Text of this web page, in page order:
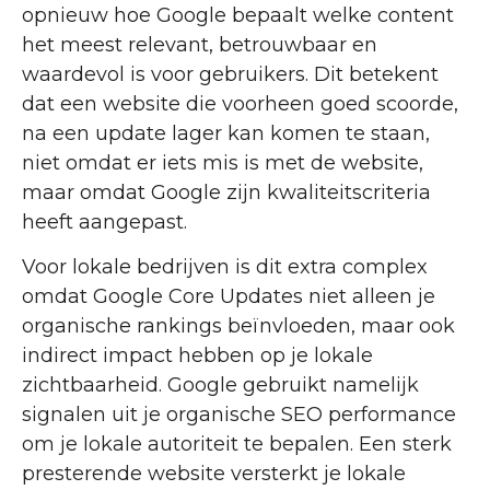
opnieuw hoe Google bepaalt welke content
het meest relevant, betrouwbaar en
waardevol is voor gebruikers. Dit betekent
dat een website die voorheen goed scoorde,
na een update lager kan komen te staan,
niet omdat er iets mis is met de website,
maar omdat Google zijn kwaliteitscriteria
heeft aangepast.
Voor lokale bedrijven is dit extra complex
omdat Google Core Updates niet alleen je
organische rankings beïnvloeden, maar ook
indirect impact hebben op je lokale
zichtbaarheid. Google gebruikt namelijk
signalen uit je organische SEO performance
om je lokale autoriteit te bepalen. Een sterk
presterende website versterkt je lokale